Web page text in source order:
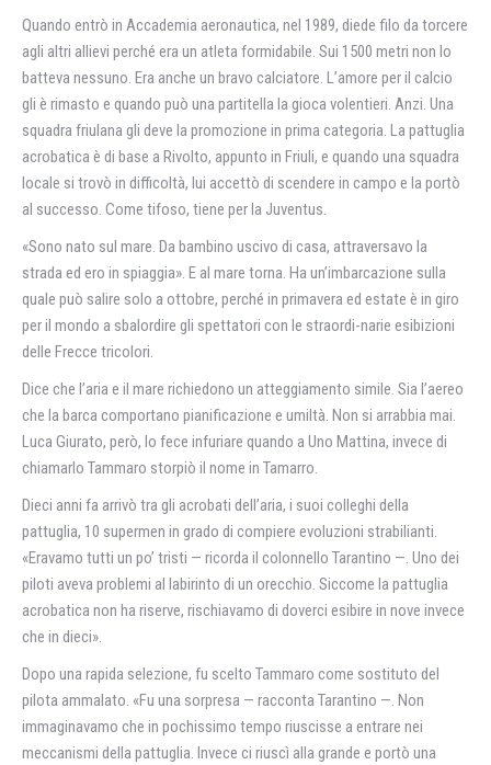
Quando entrò in Accademia aeronautica, nel 1989, diede filo da torcere
agli altri allievi perché era un atleta formidabile. Sui 1500 metri non lo
batteva nessuno. Era anche un bravo calciatore. L’amore per il calcio
gli è rimasto e quando può una partitella la gioca volentieri. Anzi. Una
squadra friulana gli deve la promozione in prima categoria. La pattuglia
acrobatica è di base a Rivolto, appunto in Friuli, e quando una squadra
locale si trovò in difficoltà, lui accettò di scendere in campo e la portò
al successo. Come tifoso, tiene per la Juventus.
«Sono nato sul mare. Da bambino uscivo di casa, attraversavo la
strada ed ero in spiaggia». E al mare torna. Ha un’imbarcazione sulla
quale può salire solo a ottobre, perché in primavera ed estate è in giro
per il mondo a sbalordire gli spettatori con le straordi-narie esibizioni
delle Frecce tricolori.
Dice che l’aria e il mare richiedono un atteggiamento simile. Sia l’aereo
che la barca comportano pianificazione e umiltà. Non si arrabbia mai.
Luca Giurato, però, lo fece infuriare quando a Uno Mattina, invece di
chiamarlo Tammaro storpiò il nome in Tamarro.
Dieci anni fa arrivò tra gli acrobati dell’aria, i suoi colleghi della
pattuglia, 10 supermen in grado di compiere evoluzioni strabilianti.
«Eravamo tutti un po’ tristi — ricorda il colonnello Tarantino —. Uno dei
piloti aveva problemi al labirinto di un orecchio. Siccome la pattuglia
acrobatica non ha riserve, rischiavamo di doverci esibire in nove invece
che in dieci».
Dopo una rapida selezione, fu scelto Tammaro come sostituto del
pilota ammalato. «Fu una sorpresa — racconta Tarantino —. Non
immaginavamo che in pochissimo tempo riuscisse a entrare nei
meccanismi della pattuglia. Invece ci riuscì alla grande e portò una